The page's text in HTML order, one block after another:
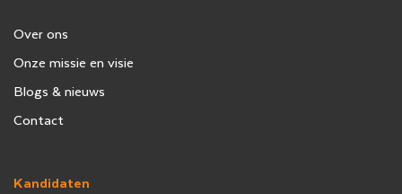
Over ons
Onze missie en visie
Blogs & nieuws
Contact
Kandidaten